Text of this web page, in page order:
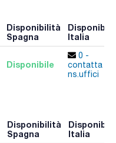
Disponibilità
Spagna
Italia
Disponibile
0 -
contatta i
ns.uffici
Disponibilità
Spagna
Italia